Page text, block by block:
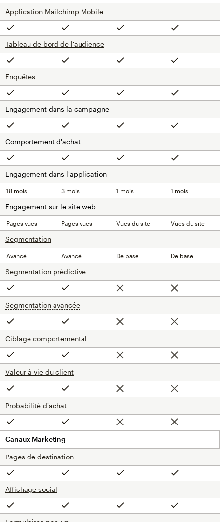
Application Mailchimp Mobile
Inclus Inclus Inclus Inclus
Tableau de bord de l'audience
Inclus Inclus Inclus Inclus
Enquêtes
Inclus Inclus Inclus Inclus
Engagement dans la campagne
Inclus Inclus Inclus Inclus
Comportement d'achat
Inclus Inclus Inclus Inclus
Engagement dans l'application
18 mois 3 mois 1 mois 1 mois
Engagement sur le site web
Pages vues Pages vues Vues du site Vues du site
Segmentation
Avancé Avancé De base De base
Segmentation prédictive
Inclus Inclus Non inclus Non inclus
Segmentation avancée
Inclus Inclus Non inclus Non inclus
Ciblage comportemental
Inclus Inclus Non inclus Non inclus
Valeur à vie du client
Inclus Inclus Non inclus Non inclus
Probabilité d'achat
Inclus Inclus Non inclus Non inclus
Canaux Marketing
Pages de destination
Inclus Inclus Inclus Inclus
Affichage social
Inclus Inclus Inclus Inclus